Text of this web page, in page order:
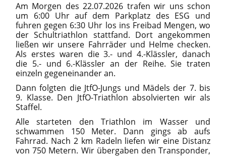
Am Morgen des 22.07.2026 trafen wir uns schon
um 6:00 Uhr auf dem Parkplatz des ESG und
fuhren gegen 6:30 Uhr los ins Freibad Mengen, wo
der Schultriathlon stattfand. Dort angekommen
ließen wir unsere Fahrräder und Helme checken.
Als erstes waren die 3.- und 4.-Klässler, danach
die 5.- und 6.-Klässler an der Reihe. Sie traten
einzeln gegeneinander an.
Dann folgten die JtfO-Jungs und Mädels der 7. bis
9. Klasse. Den JtfO-Triathlon absolvierten wir als
Staffel.
Alle starteten den Triathlon im Wasser und
schwammen 150 Meter. Dann gings ab aufs
Fahrrad. Nach 2 km Radeln liefen wir eine Distanz
von 750 Metern. Wir übergaben den Transponder,